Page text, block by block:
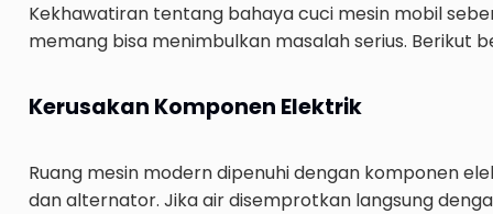
Kekhawatiran tentang bahaya cuci mesin mobil
memang bisa menimbulkan masalah serius. Berikut
Kerusakan Komponen Elektrik
Ruang mesin modern dipenuhi dengan komponen
dan alternator. Jika air disemprotkan langsung